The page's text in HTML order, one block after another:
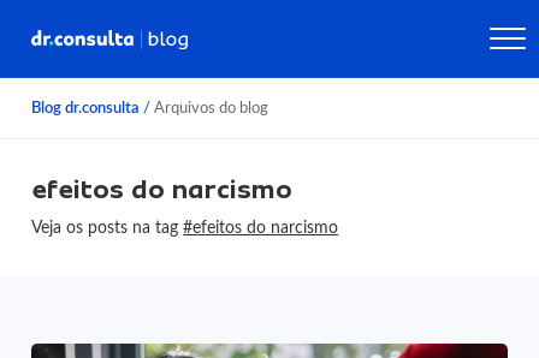
Blog dr.consulta / Arquivos do blog
efeitos do narcismo
Veja os posts na tag#efeitos do narcismo